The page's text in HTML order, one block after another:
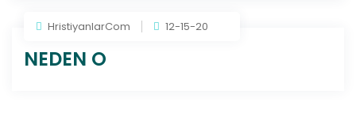
HristiyanlarCom 12-15-20
NEDEN O